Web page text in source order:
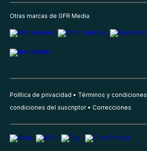
Otras marcas de GFR Media
Política de privacidad Términos y condiciones
condiciones del suscriptor
Correcciones